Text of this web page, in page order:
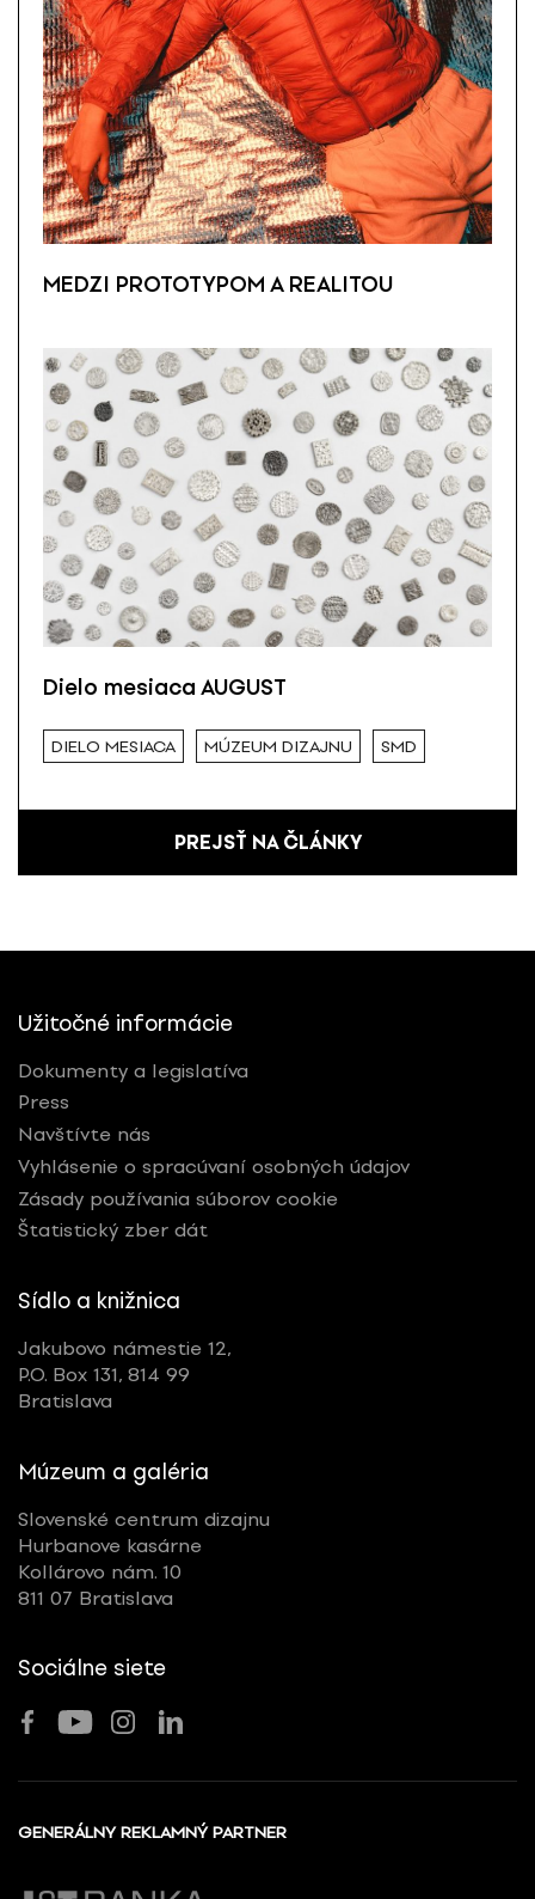
MEDZI PROTOTYPOM A REALITOU
Dielo mesiaca AUGUST
DIELO MESIACA MÚZEUM DIZAJNU SMD
PREJSŤ NA ČLÁNKY
Užitočné informácie
Dokumenty a legislatíva
Press
Navštívte nás
Vyhlásenie o spracúvaní osobných údajov
Zásady používania súborov cookie
Štatistický zber dát
Sídlo a knižnica
Jakubovo námestie 12,
P.O. Box 131, 814 99
Bratislava
Múzeum a galéria
Slovenské centrum dizajnu
Hurbanove kasárne
Kollárovo nám. 10
811 07 Bratislava
Sociálne siete
GENERÁLNY REKLAMNÝ PARTNER